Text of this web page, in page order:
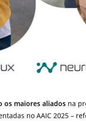
os maiores aliados na
no AAIC 2025 –